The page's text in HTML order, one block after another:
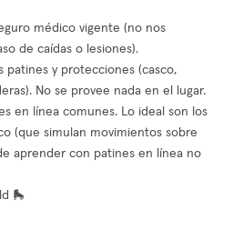
médico vigente (no nos
de caídas o lesiones).
patines y protecciones (casco,
No se provee nada en el lugar.
en línea comunes. Lo ideal son los
(que simulan movimientos sobre
aprender con patines en línea no
🛼